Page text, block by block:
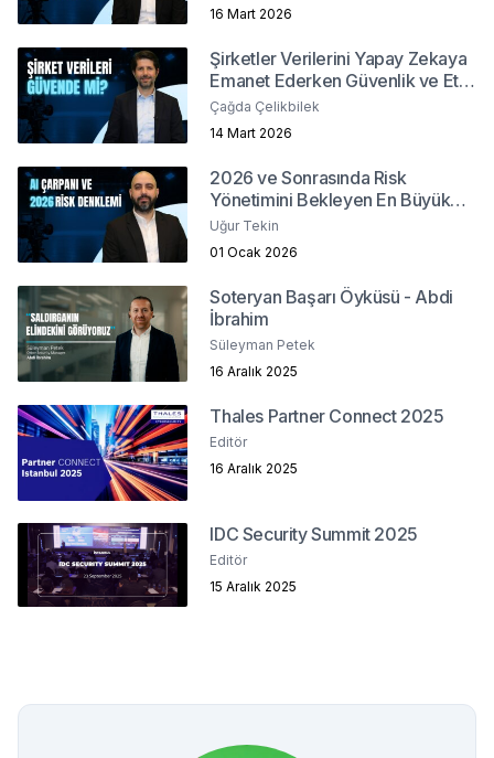
16 Mart 2026
Şirketler Verilerini Yapay Zekaya
Emanet Ederken Güvenlik ve Etik
Sınırlarını Nasıl Belirler?
Çağda Çelikbilek
14 Mart 2026
2026 ve Sonrasında Risk
Yönetimini Bekleyen En Büyük
Meydan Okuma Nedir?
Uğur Tekin
01 Ocak 2026
Soteryan Başarı Öyküsü - Abdi
İbrahim
Süleyman Petek
16 Aralık 2025
Thales Partner Connect 2025
Editör
16 Aralık 2025
IDC Security Summit 2025
Editör
15 Aralık 2025